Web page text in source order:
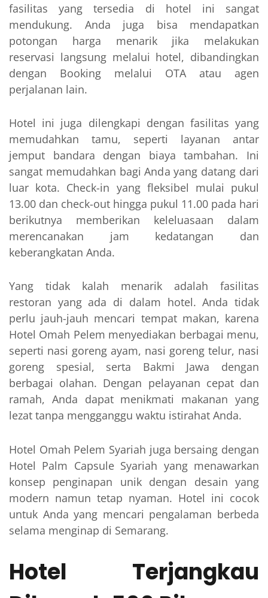
fasilitas yang tersedia di hotel ini sangat
mendukung. Anda juga bisa mendapatkan
potongan harga menarik jika melakukan
reservasi langsung melalui hotel, dibandingkan
dengan Booking melalui OTA atau agen
perjalanan lain.
Hotel ini juga dilengkapi dengan fasilitas yang
memudahkan tamu, seperti layanan antar
jemput bandara dengan biaya tambahan. Ini
sangat memudahkan bagi Anda yang datang dari
luar kota. Check-in yang fleksibel mulai pukul
13.00 dan check-out hingga pukul 11.00 pada hari
berikutnya memberikan keleluasaan dalam
merencanakan jam kedatangan dan
keberangkatan Anda.
Yang tidak kalah menarik adalah fasilitas
restoran yang ada di dalam hotel. Anda tidak
perlu jauh-jauh mencari tempat makan, karena
Hotel Omah Pelem menyediakan berbagai menu,
seperti nasi goreng ayam, nasi goreng telur, nasi
goreng spesial, serta Bakmi Jawa dengan
berbagai olahan. Dengan pelayanan cepat dan
ramah, Anda dapat menikmati makanan yang
lezat tanpa mengganggu waktu istirahat Anda.
Hotel Omah Pelem Syariah juga bersaing dengan
Hotel Palm Capsule Syariah yang menawarkan
konsep penginapan unik dengan desain yang
modern namun tetap nyaman. Hotel ini cocok
untuk Anda yang mencari pengalaman berbeda
selama menginap di Semarang.
Hotel Terjangkau